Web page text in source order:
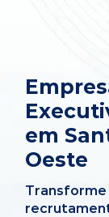
em
Oeste
Transforme